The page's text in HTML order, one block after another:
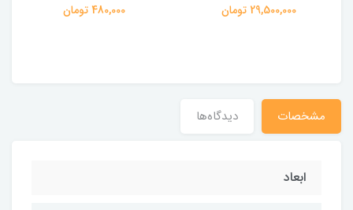
29,500,000 تومان 480,000 تومان
مشخصات دیدگاه‌ها
ابعاد